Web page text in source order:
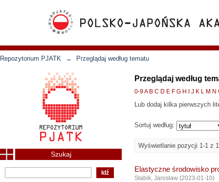
Repozytorium PJATK → Przeglądaj według tematu
Przeglądaj według
0-9A B C D E F G H J K L M N
Lub dodaj kilka pierwszych
Sortuj według:
Wyświetlanie pozycji 1-1 z 1
Elastyczne środowisko
Słabik, Jarosław (2023-01-10)
Szukaj